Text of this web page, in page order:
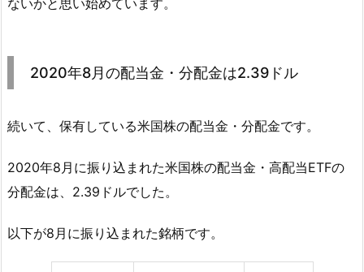
2020年8月の配当金・分配金は2.39ドル
続いて、保有している米国株の配当金・分配金です。
2020年8月に振り込まれた米国株の配当金・高配当ETFの
分配金は、2.39ドルでした。
以下が8月に振り込まれた銘柄です。